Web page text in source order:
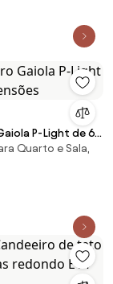
P-Light de 6
Quarto e Sala,